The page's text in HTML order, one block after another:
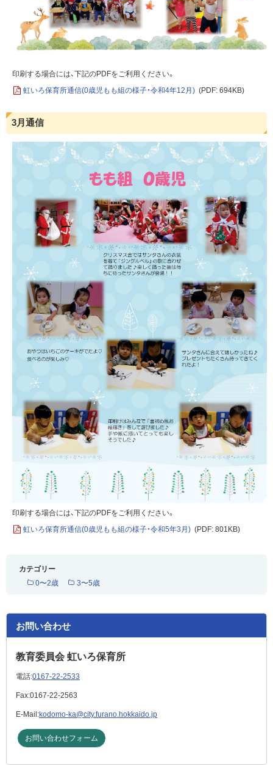
印刷する場合には、下記のPDFをご利用ください。
虹いろ保育所通信(0歳児もも組の様子・令和4年12月) (PDF: 694KB)
3月通信
印刷する場合には、下記のPDFをご利用ください。
虹いろ保育所通信(0歳児もも組の様子・令和5年3月) (PDF: 801KB)
カテゴリー
0〜2歳
3〜5歳
お問い合わせ
教育委員会 虹いろ保育所
電話:0167-22-2533
Fax:0167-22-2563
E-Mail:kodomo-ka@city.furano.hokkaido.jp
お問い合わせフォーム